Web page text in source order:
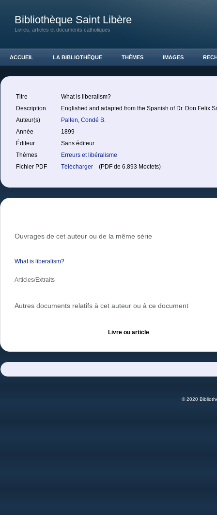
Bibliothèque Saint Libère
Livres, articles et documents catholiques
ACCUEIL LA BIBLIOTHÈQUE THÈMES IMAGES
Titre
What is liberalism?
Description
Englished and adapted from the Spanish of Dr. Don Felix
Auteur(s)
Pallen, Condé B.
Année
1899
Éditeur
Sans éditeur
Thèmes
Erreurs et libéralisme
Fichier PDF
Télécharger (PDF de 6.893 Moctets)
Ouvrages de cet auteur ou de la même série
What is liberalism?
Articles/Extraits
Autres documents relatifs à cet auteur ou à ce document
Livre ou article
© 2020